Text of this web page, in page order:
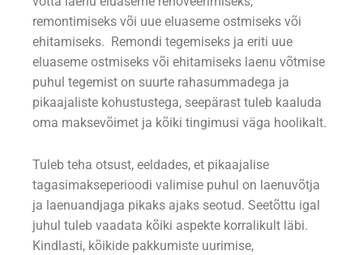
remontimiseks või uue eluaseme ostmiseks või
ehitamiseks. Remondi tegemiseks ja eriti uue
eluaseme ostmiseks või ehitamiseks laenu võtmise
puhul tegemist on suurte rahasummadega ja
pikaajaliste kohustustega, seepärast tuleb kaaluda
oma maksevõimet ja kõiki tingimusi väga hoolikalt.
Tuleb teha otsust, eeldades, et pikaajalise
tagasimakseperioodi valimise puhul on laenuvõtja
ja laenuandjaga pikaks ajaks seotud. Seetõttu igal
juhul tuleb vaadata kõiki aspekte korralikult läbi.
Kindlasti, kõikide pakkumiste uurimise,